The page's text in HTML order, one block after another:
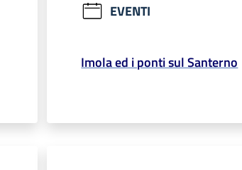
EVENTI
Imola ed i ponti sul Santerno